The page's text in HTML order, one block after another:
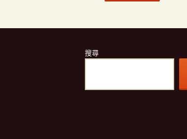
搜尋